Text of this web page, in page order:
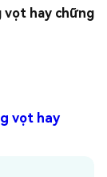
vọt hay chững
vọt hay